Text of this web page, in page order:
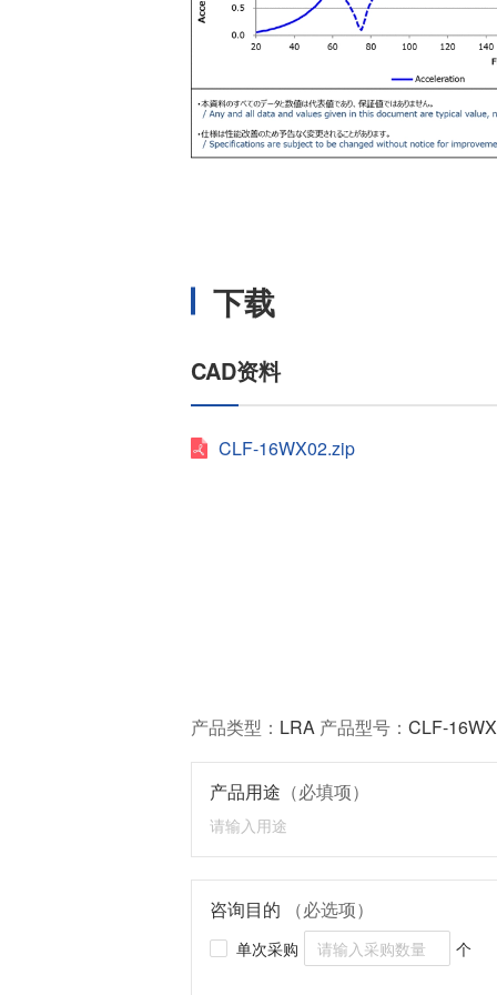
下载
CAD资料
CLF-16WX02.zip
产品类型： LRA 产品型号： CLF-
产品用途 （必填项）
咨询目的 （必选项）
单次采购 个